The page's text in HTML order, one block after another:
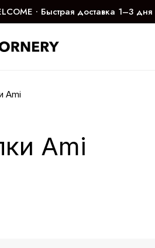
∙ Быстрая доставка 1–3 дня
Ami
Ami